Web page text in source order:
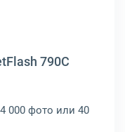
790C
000 фото или 40